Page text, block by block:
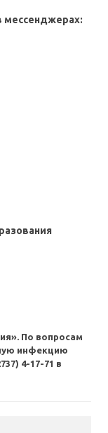
мессенджерах:
По вопросам
инфекцию
4-17-71 в